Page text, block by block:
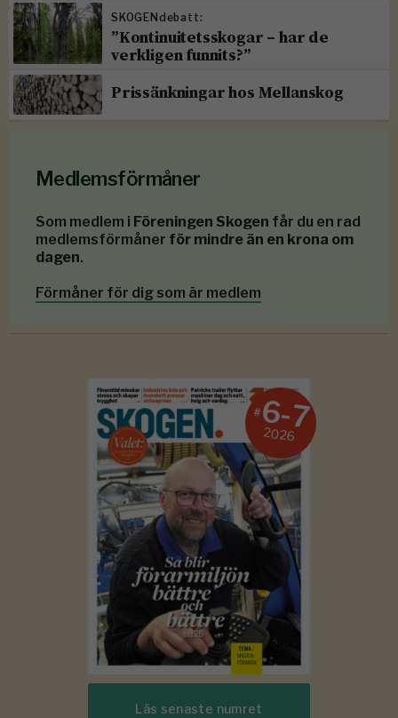
SKOGENdebatt:
”Kontinuitetsskogar – har de
verkligen funnits?”
Prissänkningar hos Mellanskog
Medlemsförmåner
Som medlem i Föreningen Skogen får du en rad
medlemsförmåner för mindre än en krona om
dagen.
Förmåner för dig som är medlem
#6-7
2026
Läs senaste numret